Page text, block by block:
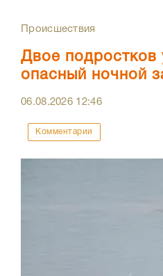
Происшествия
Двое подростков
опасный ночной
06.08.2026 12:46
Комментарии